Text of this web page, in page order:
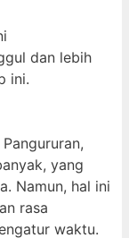
dan lebih
ini.
yang
Namun, hal ini
rasa
waktu.